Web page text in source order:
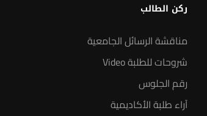
ركن الطالب
مناقشة الرسائل الجامعية
شروحات للطلبة Video
رقم الجلوس
آراء طلبة الأكاديمية